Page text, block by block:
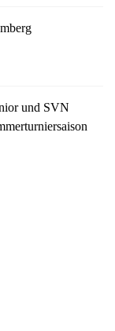
und SVN